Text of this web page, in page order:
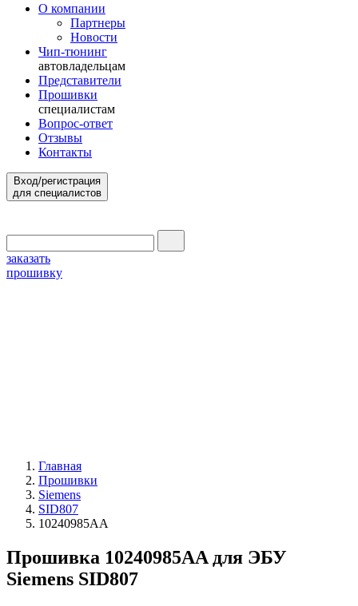
О компании
Партнеры
Новости
Чип-тюнинг
автовладельцам
Представители
Прошивки
специалистам
Вопрос-ответ
Отзывы
Контакты
Вход/регистрация
для специалистов
заказать
прошивку
Главная
Прошивки
Siemens
SID807
10240985AA
Прошивка 10240985AA для ЭБУ
Siemens SID807